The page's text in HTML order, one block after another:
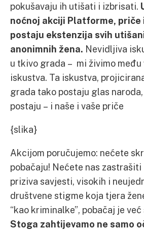
pokušavaju ih utišati i izbrisati.
noćnoj akciji Platforme, priče
postaju ekstenzija svih
anonimnih žena. Nevidljiva
u tkivo grada – mi živimo među
iskustva. Ta iskustva,
grada tako postaju glas
postaju – i naše i vaše priče
{slika}
Akcijom poručujemo: nećete
pobačaju! Nećete nas
priziva savjesti, visokih i
društvene stigme koja tjera
“kao kriminalke”, pobačaj je
Stoga zahtijevamo ne samo